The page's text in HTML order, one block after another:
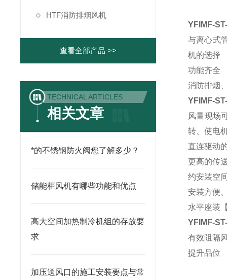
HTF消防排烟风机
查看全部产品 >>
TECHNICAL ARTICLES
相关文章
*的不锈钢防火阀您了解多少？
储能柜风机有哪些功能和优点
高大空间加热制冷机组的存放要
求
加压送风口的施工安装要点与常
YFIMF-
与离心式
机的选择
功能齐全
消防排烟
YFIMF-
风量现场
转、使电
直连驱动
更高的传
约安装空
安装方便
水平座装
YFIMF-
有效阻隔
提升品位